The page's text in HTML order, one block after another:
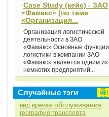
Case Study (кейс) - ЗАО
«Фамакс» (по теме
«Организация...
Организация логистической
деятельности в ЗАО
«Фамакс» Основные функции
логистики в компании ЗАО
«Фамакс» является одним их
немногих предприятий...
Случайные тэги
вид время обслуживания
география транспорта